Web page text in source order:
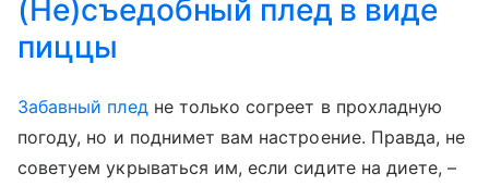
(Не)съедобный плед в виде
пиццы
Забавный пледне только согреет в прохладную
погоду, но и поднимет вам настроение. Правда, не
советуем укрываться им, если сидите на диете, –